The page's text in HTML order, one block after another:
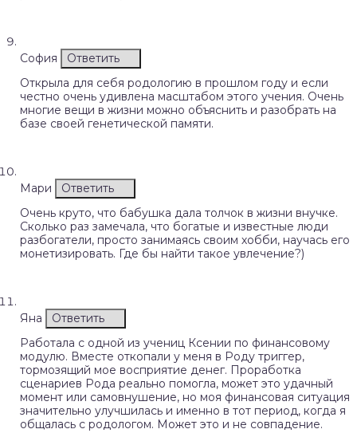
София
Ответить
Открыла для себя родологию в прошлом году и если
честно очень удивлена масштабом этого учения. Очень
многие вещи в жизни можно объяснить и разобрать на
базе своей генетической памяти.
Мари
Ответить
Очень круто, что бабушка дала толчок в жизни внучке.
Сколько раз замечала, что богатые и известные люди
разбогатели, просто занимаясь своим хобби, научась его
монетизировать. Где бы найти такое увлечение?)
Яна
Ответить
Работала с одной из учениц Ксении по финансовому
модулю. Вместе откопали у меня в Роду триггер,
тормозящий мое восприятие денег. Проработка
сценариев Рода реально помогла, может это удачный
момент или самовнушение, но моя финансовая ситуация
значительно улучшилась и именно в тот период, когда я
общалась с родологом. Может это и не совпадение.